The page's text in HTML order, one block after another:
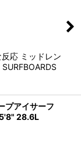
応 ミッドレン
プアイサーフ
28.6L